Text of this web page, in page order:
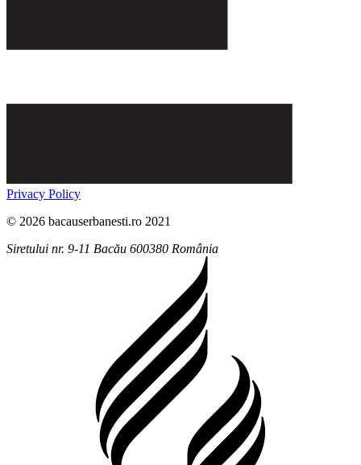
Privacy Policy
© 2026 bacauserbanesti.ro 2021
Siretului nr. 9-11 Bacău 600380 România